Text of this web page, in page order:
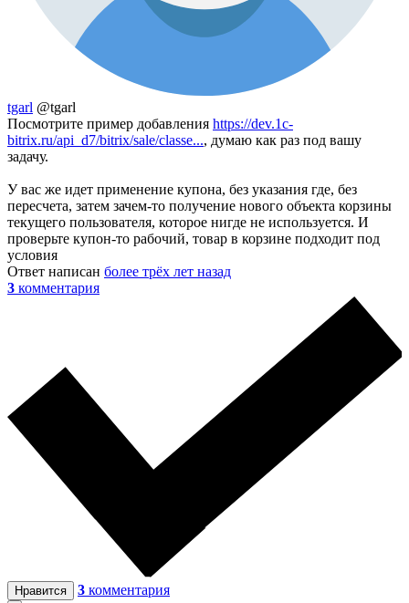
tgarl @tgarl
Посмотрите пример добавления https://dev.1c-
bitrix.ru/api_d7/bitrix/sale/classe..., думаю как раз под вашу
задачу.
У вас же идет применение купона, без указания где, без
пересчета, затем зачем-то получение нового объекта корзины
текущего пользователя, которое нигде не используется. И
проверьте купон-то рабочий, товар в корзине подходит под
условия
Ответ написан более трёх лет назад
3 комментария
Нравится 3 комментария